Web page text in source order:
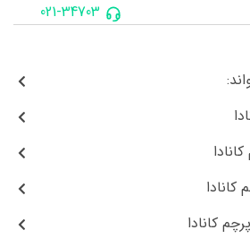
021-34703
کانادا